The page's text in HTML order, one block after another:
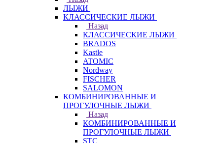
ЛЫЖИ
КЛАССИЧЕСКИЕ ЛЫЖИ
Назад
КЛАССИЧЕСКИЕ ЛЫЖИ
BRADOS
Kastle
ATOMIC
Nordway
FISCHER
SALOMON
КОМБИНИРОВАННЫЕ И
ПРОГУЛОЧНЫЕ ЛЫЖИ
Назад
КОМБИНИРОВАННЫЕ И
ПРОГУЛОЧНЫЕ ЛЫЖИ
STC